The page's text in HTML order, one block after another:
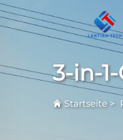
3-in-
Startseite >